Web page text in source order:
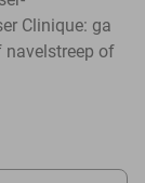
Clinique: ga
navelstreep of